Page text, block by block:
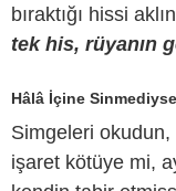
bıraktığı hissi
tek his, rüyanın
Hâlâ İçine Sinmediyse
Simgeleri
işaret kötüye mi,